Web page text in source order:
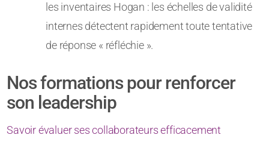
les inventaires Hogan : les échelles de validité
internes détectent rapidement toute tentative
de réponse « réfléchie ».
Nos formations pour renforcer
son leadership
Savoir évaluer ses collaborateurs efficacement